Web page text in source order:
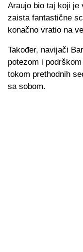
Araujo bio taj koji je
zaista fantastične
konačno vratio na
Također, navijači
potezom i
tokom prethodnih
sa sobom.